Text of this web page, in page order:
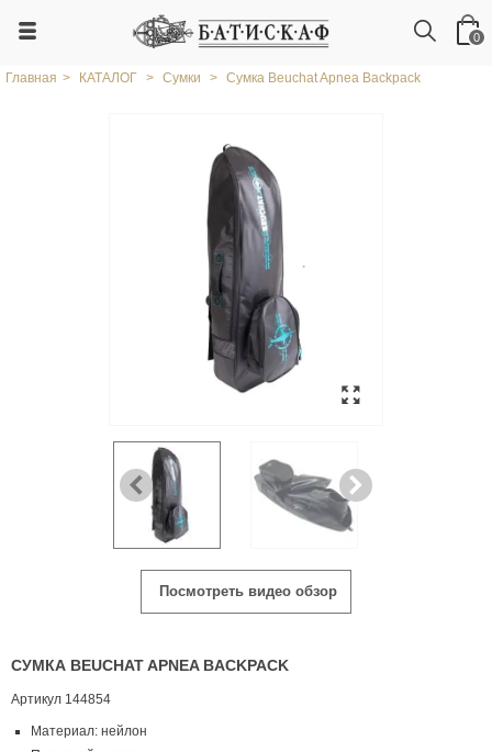
0
Главная > КАТАЛОГ > Сумки > Сумка Beuchat Apnea Backpack
Посмотреть видео обзор
СУМКА BEUCHAT APNEA BACKPACK
Артикул 144854
Материал: нейлон